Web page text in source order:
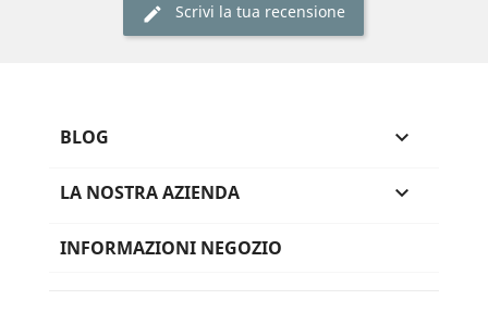
Scrivi la tua recensione
BLOG 
LA NOSTRA AZIENDA 
INFORMAZIONI NEGOZIO